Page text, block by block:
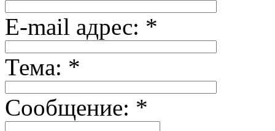
E-mail адрес: *
Тема: *
Сообщение: *